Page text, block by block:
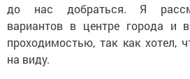
до нас добраться. Я
вариантов в центре города и
проходимостью, так как хотел,
на виду.